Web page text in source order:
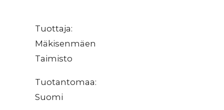
Tuottaja:
Mäkisenmäen
Taimisto
Tuotantomaa:
Suomi